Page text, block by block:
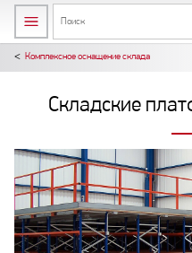
Комплексное оснащение склада
Складские